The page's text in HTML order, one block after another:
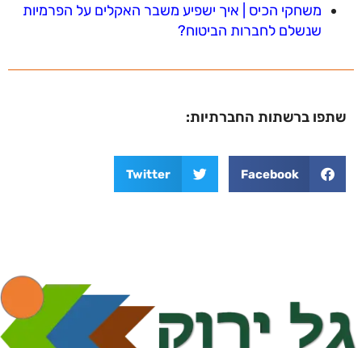
משחקי הכיס | איך ישפיע משבר האקלים על הפרמיות
שנשלם לחברות הביטוח?
שתפו ברשתות החברתיות:
Facebook
Twitter